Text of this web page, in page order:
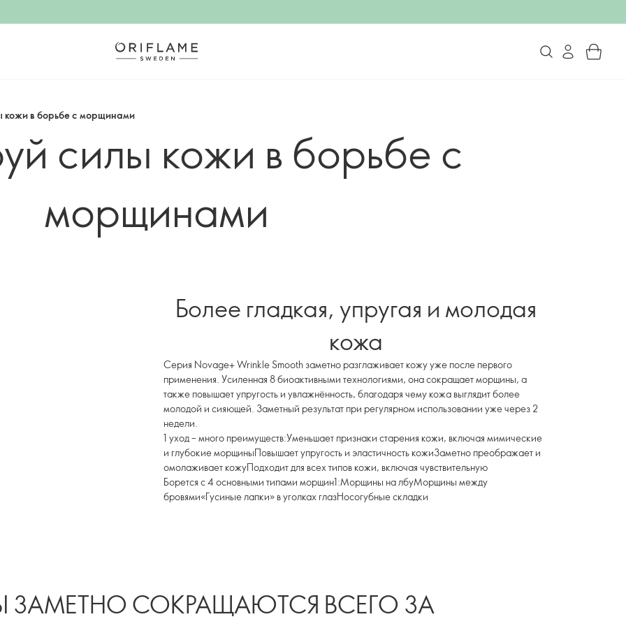
кожи в борьбе с морщинами
силы кожи в борьбе с
морщинами
Более гладкая, упругая и молодая
кожа
Серия Novage+ Wrinkle Smooth заметно разглаживает кожу уже после первого
применения. Усиленная 8 биоактивными технологиями, она сокращает морщины, а
также повышает упругость и увлажнённость, благодаря чему кожа выглядит более
молодой и сияющей. Заметный результат при регулярном использовании уже через 2
недели.
1 уход – много преимуществ:Уменьшает признаки старения кожи, включая мимические
и глубокие морщиныПовышает упругость и эластичность кожиЗаметно преображает и
омолаживает кожуПодходит для всех типов кожи, включая чувствительную
Борется с 4 основными типами морщин1:Морщины на лбуМорщины между
бровями«Гусиные лапки» в уголках глазНосогубные складки
СОКРАЩАЮТСЯ ВСЕГО ЗА